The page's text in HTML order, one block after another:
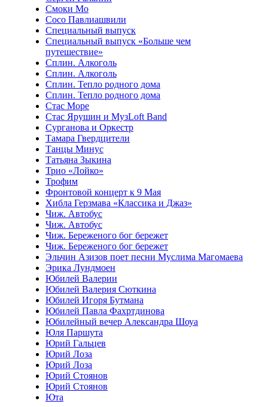
Смоки Мо
Сосо Павлиашвили
Специальный выпуск
Специальный выпуск «Больше чем
путешествие»
Сплин. Алкоголь
Сплин. Алкоголь
Сплин. Тепло родного дома
Сплин. Тепло родного дома
Стас Море
Стас Ярушин и МузLoft Band
Сурганова и Оркестр
Тамара Гвердцители
Танцы Минус
Татьяна Зыкина
Трио «Лойко»
Трофим
Фронтовой концерт к 9 Мая
Хибла Герзмава «Классика и Джаз»
Чиж. Автобус
Чиж. Автобус
Чиж. Береженого бог бережет
Чиж. Береженого бог бережет
Эльчин Азизов поет песни Муслима Магомаева
Эрика Лундмоен
Юбилей Валерии
Юбилей Валерия Сюткина
Юбилей Игоря Бутмана
Юбилей Павла Фахртдинова
Юбилейный вечер Александра Шоуа
Юля Паршута
Юрий Гальцев
Юрий Лоза
Юрий Лоза
Юрий Стоянов
Юрий Стоянов
Юта